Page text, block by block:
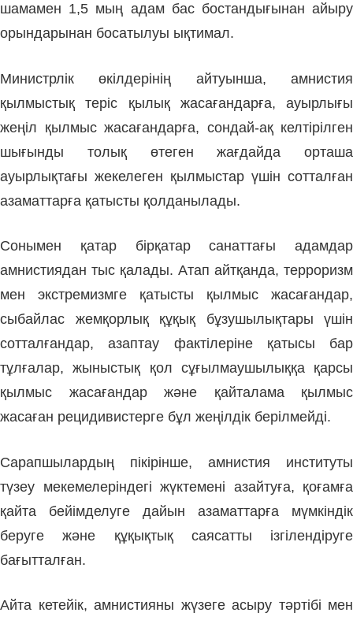
шамамен 1,5 мың адам бас бостандығынан айыру
орындарынан босатылуы ықтимал.
Министрлік өкілдерінің айтуынша, амнистия
қылмыстық теріс қылық жасағандарға, ауырлығы
жеңіл қылмыс жасағандарға, сондай-ақ келтірілген
шығынды толық өтеген жағдайда орташа
ауырлықтағы жекелеген қылмыстар үшін сотталған
азаматтарға қатысты қолданылады.
Сонымен қатар бірқатар санаттағы адамдар
амнистиядан тыс қалады. Атап айтқанда, терроризм
мен экстремизмге қатысты қылмыс жасағандар,
сыбайлас жемқорлық құқық бұзушылықтары үшін
сотталғандар, азаптау фактілеріне қатысы бар
тұлғалар, жыныстық қол сұғылмаушылыққа қарсы
қылмыс жасағандар және қайталама қылмыс
жасаған рецидивистерге бұл жеңілдік берілмейді.
Сарапшылардың пікірінше, амнистия институты
түзеу мекемелеріндегі жүктемені азайтуға, қоғамға
қайта бейімделуге дайын азаматтарға мүмкіндік
беруге және құқықтық саясатты ізгілендіруге
бағытталған.
Айта кетейік, амнистияны жүзеге асыру тәртібі мен